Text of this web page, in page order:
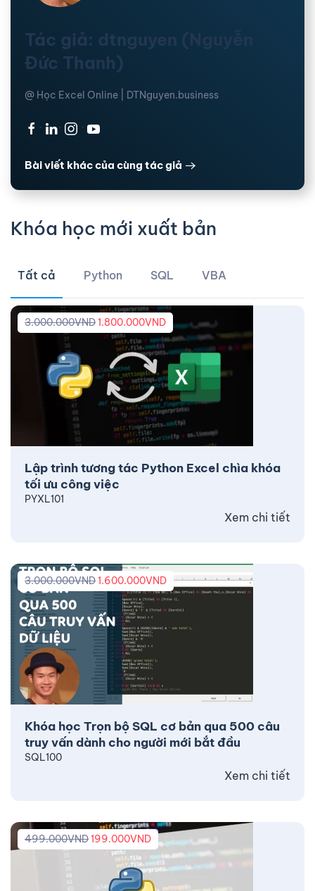
Tác giả: dtnguyen (Nguyễn
Đức Thanh)
@ Học Excel Online | DTNguyen.business
· · ·
Bài viết khác của cùng tác giả
Khóa học mới xuất bản
Tất cả Python SQL VBA
Lập trình tương tác Python Excel chìa khóa
tối ưu công việc
3.000.000VND1.800.000VND
PYXL101
Xem chi tiết
Khóa học Trọn bộ SQL cơ bản qua 500 câu
truy vấn dành cho người mới bắt đầu
3.000.000VND1.600.000VND
SQL100
Xem chi tiết
499.000VND199.000VND